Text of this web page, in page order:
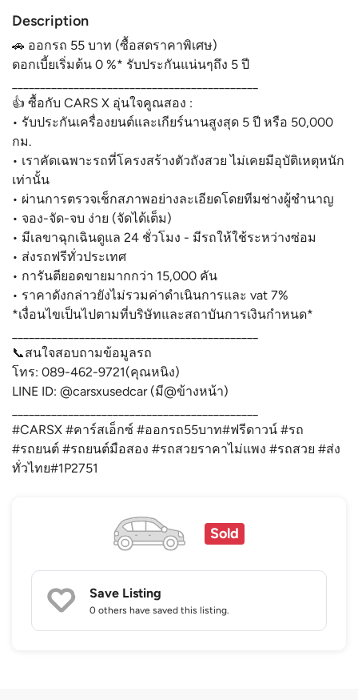
Description
🚗 ออกรถ 55 บาท (ซื้อสดราคาพิเศษ)
ดอกเบี้ยเริ่มต้น 0 %* รับประกันแน่นๆถึง 5 ปี
👍 ซื้อกับ CARS X อุ่นใจคูณสอง :
• รับประกันเครื่องยนต์และเกียร์นานสูงสุด 5 ปี หรือ 50,000
กม.
• เราคัดเฉพาะรถที่โครงสร้างตัวถังสวย ไม่เคยมีอุบัติเหตุหนัก
เท่านั้น
• ผ่านการตรวจเช็กสภาพอย่างละเอียดโดยทีมช่างผู้ชำนาญ
• จอง-จัด-จบ ง่าย (จัดได้เต็ม)
• มีเลขาฉุกเฉินดูแล 24 ชั่วโมง - มีรถให้ใช้ระหว่างซ่อม
• ส่งรถฟรีทั่วประเทศ
• การันตียอดขายมากกว่า 15,000 คัน
• ราคาดังกล่าวยังไม่รวมค่าดำเนินการและ vat 7%
*เงื่อนไขเป็นไปตามที่บริษัทและสถาบันการเงินกำหนด*
📞สนใจสอบถามข้อมูลรถ
โทร: 089-462-9721(คุณหนิง)
LINE ID: @carsxusedcar (มี@ข้างหน้า)
#CARSX #คาร์สเอ็กซ์ #ออกรถ55บาท#ฟรีดาวน์ #รถ
#รถยนต์ #รถยนต์มือสอง #รถสวยราคาไม่แพง #รถสวย #ส่ง
ทั่วไทย#1P2751
Sold
Save Listing
0 others have saved this listing.